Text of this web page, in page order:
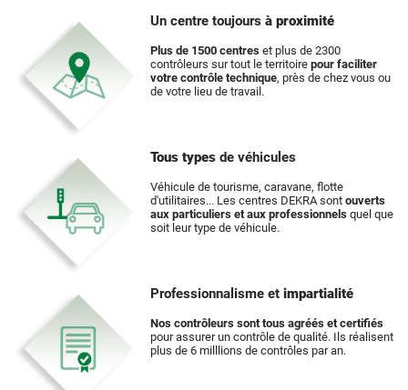
Un centre toujours à proximité
Plus de 1500 centres et plus de 2300
contrôleurs sur tout le territoire pour faciliter
votre contrôle technique, près de chez vous ou
de votre lieu de travail.
Tous types de véhicules
Véhicule de tourisme, caravane, flotte
d'utilitaires... Les centres DEKRA sont ouverts
aux particuliers et aux professionnels quel que
soit leur type de véhicule.
Professionnalisme et impartialité
Nos contrôleurs sont tous agréés et certifiés
pour assurer un contrôle de qualité. Ils réalisent
plus de 6 milllions de contrôles par an.